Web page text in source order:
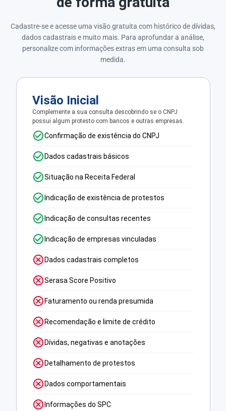
Cadastre-se e acesse uma visão gratuita com histórico de dívidas,
dados cadastrais e muito mais. Para aprofundar a análise,
personalize com informações extras em uma consulta sob
medida.
Visão Inicial
Complemente a sua consulta descobrindo se o CNPJ
possui algum protesto com bancos e outras empresas.
Confirmação de existência do CNPJ
Dados cadastrais básicos
Situação na Receita Federal
Indicação de existência de protestos
Indicação de consultas recentes
Indicação de empresas vinculadas
Dados cadastrais completos
Serasa Score Positivo
Faturamento ou renda presumida
Recomendação e limite de crédito
Dívidas, negativas e anotações
Detalhamento de protestos
Dados comportamentais
Informações do SPC